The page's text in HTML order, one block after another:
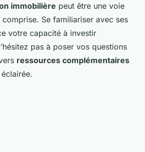
immobilière peut être une voie
Se familiariser avec ses
votre capacité à investir
pas à poser vos questions
ressources complémentaires